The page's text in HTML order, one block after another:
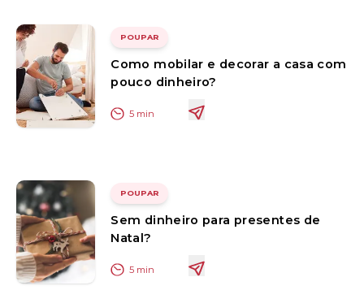
POUPAR
Como mobilar e decorar a casa com
pouco dinheiro?
5 min
POUPAR
Sem dinheiro para presentes de
Natal?
5 min